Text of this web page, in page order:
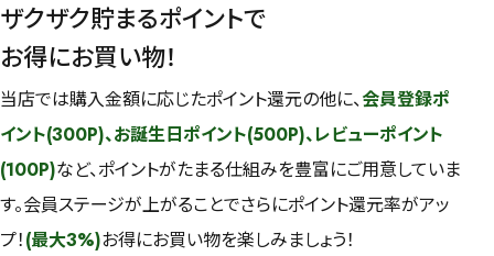
ザクザク貯まるポイントで
お得にお買い物！
当店では購入金額に応じたポイント還元の他に、会員登録ポ
イント(300P)、お誕生日ポイント(500P)、レビューポイント
(100P)など、ポイントがたまる仕組みを豊富にご用意していま
す。会員ステージが上がることでさらにポイント還元率がアッ
プ！(最大3%)お得にお買い物を楽しみましょう！